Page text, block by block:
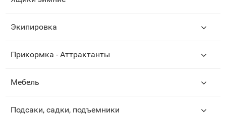
Экипировка
Прикормка - Аттрактанты
Мебель
Подсаки, садки, подъемники